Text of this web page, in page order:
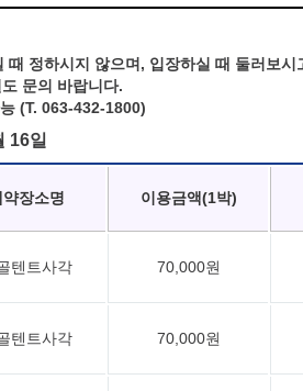
정하시지 않으며, 입장하실 때 둘러보시
문의 바랍니다.
(T. 063-432-1800)
16일
약장소명 이용금액(1박)
텐트사각 70,000원
텐트사각 70,000원